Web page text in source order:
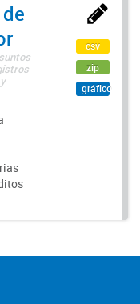
csv
zip
gráfico